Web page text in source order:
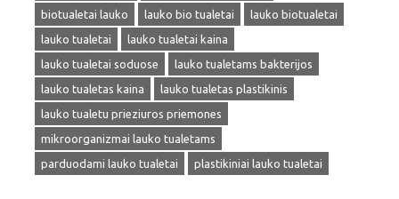
biotualetai lauko
lauko bio tualetai
lauko biotualetai
lauko tualetai
lauko tualetai kaina
lauko tualetai soduose
lauko tualetams bakterijos
lauko tualetas kaina
lauko tualetas plastikinis
lauko tualetu prieziuros priemones
mikroorganizmai lauko tualetams
parduodami lauko tualetai
plastikiniai lauko tualetai